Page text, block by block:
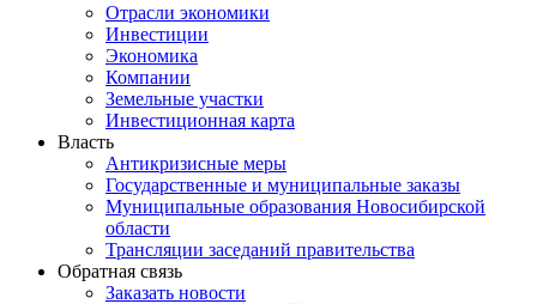
Отрасли экономики
Инвестиции
Экономика
Компании
Земельные участки
Инвестиционная карта
Власть
Антикризисные меры
Государственные и муниципальные заказы
Муниципальные образования Новосибирской
области
Трансляции заседаний правительства
Обратная связь
Заказать новости